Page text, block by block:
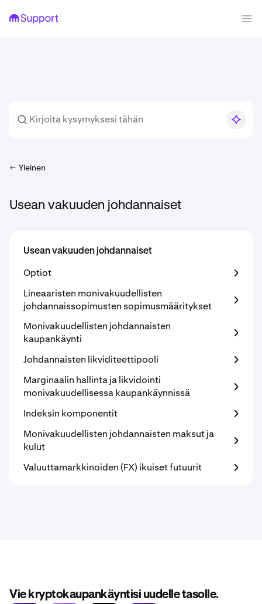
Yleinen
Usean vakuuden johdannaiset
Usean vakuuden johdannaiset
Optiot
Lineaaristen monivakuudellisten
johdannaissopimusten sopimusmääritykset
Monivakuudellisten johdannaisten
kaupankäynti
Johdannaisten likviditeettipooli
Marginaalin hallinta ja likvidointi
monivakuudellisessa kaupankäynnissä
Indeksin komponentit
Monivakuudellisten johdannaisten maksut ja
kulut
Valuuttamarkkinoiden (FX) ikuiset futuurit
Vie kryptokaupankäyntisi uudelle tasolle.